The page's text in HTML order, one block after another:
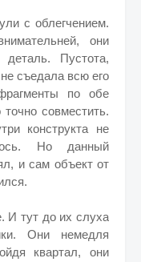
с облегчением.
они
Пустота,
съедала всю его
по обе
совместить.
конструкта не
Но данный
и сам объект от
И тут до их слуха
Они немедля
квартал, они